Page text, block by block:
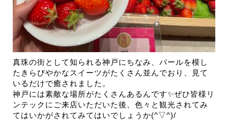
真珠の街として知られる神戸にちなみ、パールを模し
たきらびやかなスイーツがたくさん並んでおり、見て
いるだけで癒されました。
神戸には素敵な場所がたくさんあるんです✨ぜひ皆様リ
ンテックにご来店いただいた後、色々と観光されてみ
てはいかがされてみてはいでしょうか(^▽^)/